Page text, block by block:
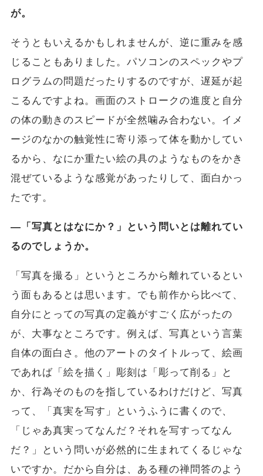
が。
そうともいえるかもしれませんが、逆に重みを感
じることもありました。パソコンのスペックやプ
ログラムの問題だったりするのですが、遅延が起
こるんですよね。画面のストロークの進度と自分
の体の動きのスピードが全然噛み合わない。イメ
ージのなかの触覚性に寄り添って体を動かしてい
るから、なにか重たい絵の具のようなものをかき
混ぜているような感覚があったりして、面白かっ
たです。
―「写真とはなにか？」という問いとは離れてい
るのでしょうか。
「写真を撮る」というところから離れているとい
う面もあるとは思います。でも前作から比べて、
自分にとっての写真の定義がすごく広がったの
が、大事なところです。例えば、写真という言葉
自体の面白さ。他のアートのタイトルって、絵画
であれば「絵を描く」彫刻は「彫って削る」と
か、行為そのものを指しているわけだけど、写真
って、「真実を写す」というふうに書くので、
「じゃあ真実ってなんだ？それを写すってなん
だ？」という問いが必然的に生まれてくるじゃな
いですか。だから自分は、ある種の禅問答のよう